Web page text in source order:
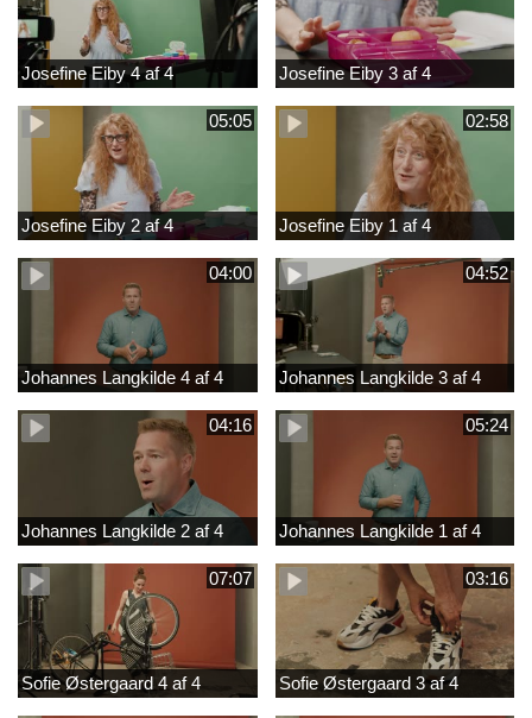
Josefine Eiby 4 af 4 Josefine Eiby 3 af 4
05:05
Josefine Eiby 2 af 4
02:58
Josefine Eiby 1 af 4
04:00
Johannes Langkilde 4 af 4
04:52
Johannes Langkilde 3 af 4
04:16
Johannes Langkilde 2 af 4
05:24
Johannes Langkilde 1 af 4
07:07
Sofie Østergaard 4 af 4
03:16
Sofie Østergaard 3 af 4